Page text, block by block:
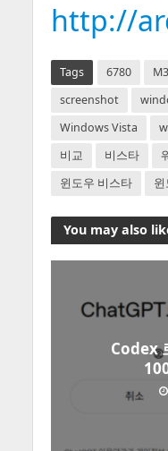
http://
Tags 6780 M3
screenshot
Windows Vista
비교
비스타
윈도우 비스타
You may also
Codex